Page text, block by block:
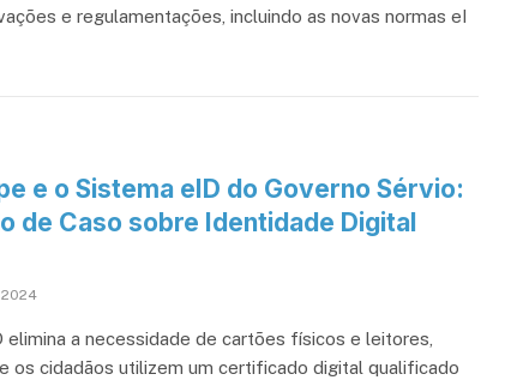
e regulamentações, incluindo as novas normas eI
e o Sistema eID do Governo Sérvio:
de Caso sobre Identidade Digital
elimina a necessidade de cartões físicos e leitores,
os cidadãos utilizem um certificado digital qualificado